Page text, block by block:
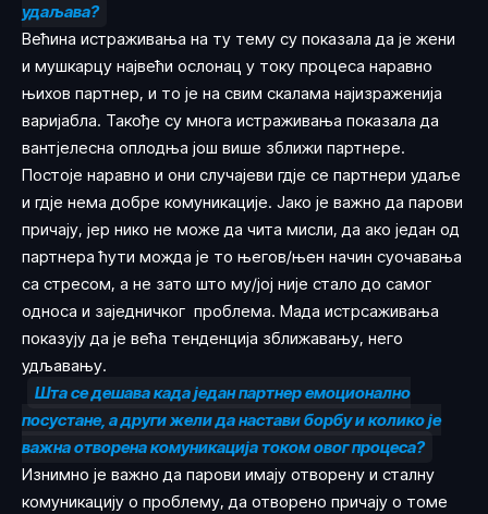
удаљава?
Већина истраживања на ту тему су показала да је жени
и мушкарцу највећи ослонац у току процеса наравно
њихов партнер, и то је на свим скалама најизраженија
варијабла. Такође су многа истраживања показала да
вантјелесна оплодња још више зближи партнере.
Постоје наравно и они случајеви гдје се партнери удаље
и гдје нема добре комуникације. Јако је важно да парови
причају, јер нико не може да чита мисли, да ако један од
партнера ћути можда је то његов/њен начин суочавања
са стресом, а не зато што му/јој није стало до самог
односа и заједничког проблема. Мада истрсаживања
показују да је већа тенденција зближавању, него
удљавању.
Шта се дешава када један партнер емоционално
посустане, а други жели да настави борбу и колико је
важна отворена комуникација током овог процеса?
Изнимно је важно да парови имају отворену и сталну
комуникацију о проблему, да отворено причају о томе